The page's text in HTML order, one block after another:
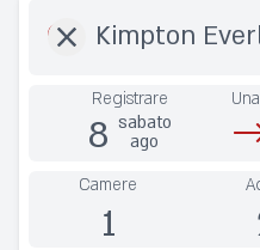
Registrare
8 sabato
ago
Camere
1